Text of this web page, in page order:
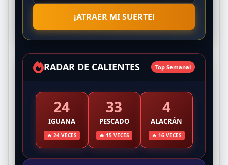
¡ATRAER MI SUERTE!
RADAR DE CALIENTES Top Semanal
24
IGUANA
🔥 24 VECES
33
PESCADO
🔥 15 VECES
4
ALACRÁN
🔥 16 VECES